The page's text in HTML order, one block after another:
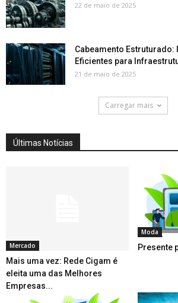
22 de maio de 2025
Cabeamento
Eficientes para
21 de maio de 2025
Carregar mais
Últimas Notícias
Mercado
Mais uma vez: Rede Cigam é
eleita uma das Melhores
Empresas...
Moda
Presente